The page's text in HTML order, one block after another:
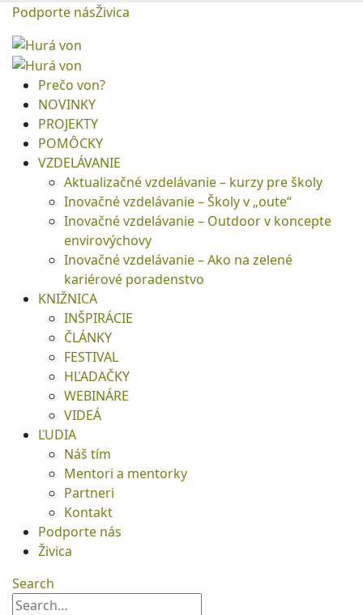
Podporte násŽivica
Prečo von?
NOVINKY
PROJEKTY
POMÔCKY
VZDELÁVANIE
Aktualizačné vzdelávanie – kurzy pre školy
Inovačné vzdelávanie – Školy v „oute“
Inovačné vzdelávanie – Outdoor v koncepte
envirovýchovy
Inovačné vzdelávanie – Ako na zelené
kariérové poradenstvo
KNIŽNICA
INŠPIRÁCIE
ČLÁNKY
FESTIVAL
HĽADAČKY
WEBINÁRE
VIDEÁ
ĽUDIA
Náš tím
Mentori a mentorky
Partneri
Kontakt
Podporte nás
Živica
Search